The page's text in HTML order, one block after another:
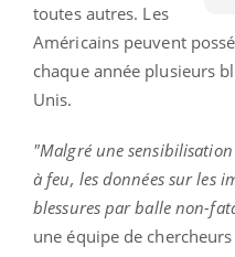
toutes autres. Les
Américains peuvent
chaque année plusieurs
Unis.
"Malgré une
à feu, les données sur les
blessures par balle non-
une équipe de